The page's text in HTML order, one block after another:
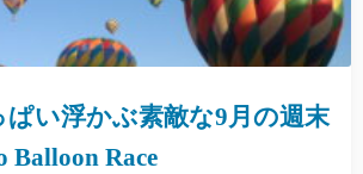
い浮かぶ素敵な9月の週末
Balloon Race